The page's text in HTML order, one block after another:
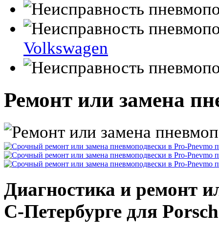
Volkswagen
Ремонт или замена
Диагностика и ремонт
С-Петербурге для